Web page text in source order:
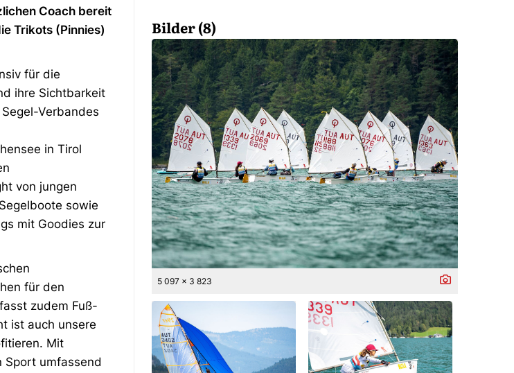
Coach bereit
Trikots (Pinnies)
für die
ihre Sichtbarkeit
Verbandes
in Tirol
von jungen
sowie
mit Goodies zur
für den
zudem Fuß-
ist auch unsere
Mit
Sport umfassend
Bilder (8)
5 097 x 3 823